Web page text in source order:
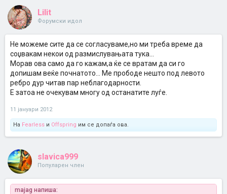
Lilit
Форумски идол
Не можеме сите да се согласуваме,но ми треба време да
соџвакам некои од размислувањата тука...
Морав ова само да го кажам,а ќе се вратам да си го
допишам веќе почнатото... Ме прободе нешто под левото
ребро дур читав пар неблагодарности.
Е затоа не очекувам многу од останатите луѓе.
11 јануари 2012
На Fearless и Offspring им се допаѓа ова.
slavica999
Популарен член
majag напиша: